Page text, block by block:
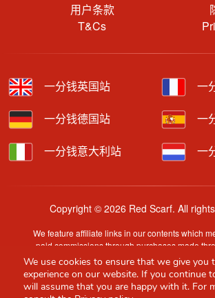
用户条款
T&Cs
一分钱英国站 一
一分钱德国站 一
一分钱意大利站 一
Copyright © 2026 Red Scarf. All
We feature affiliate links in our contents which
paid commissions through purchases made
retailer sites.
Content is provided by users, brands or
information may have been generated by AI
guidance only. Accuracy and availability may
We use cookies to ensure that we give you
experience on our website. If you continue
will assume that you are happy with it. For